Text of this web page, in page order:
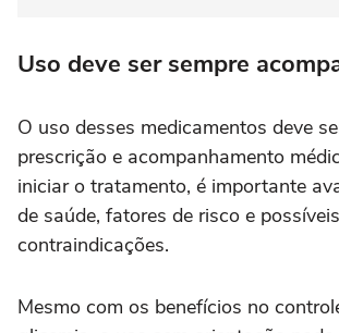
Uso deve ser sempre
O uso desses medicamentos deve
prescrição e acompanhamento
iniciar o tratamento, é importante
de saúde, fatores de risco e possíveis
contraindicações.
Mesmo com os benefícios no